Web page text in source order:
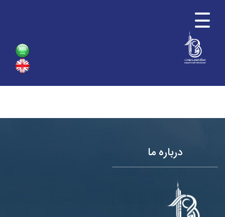
درباره ما